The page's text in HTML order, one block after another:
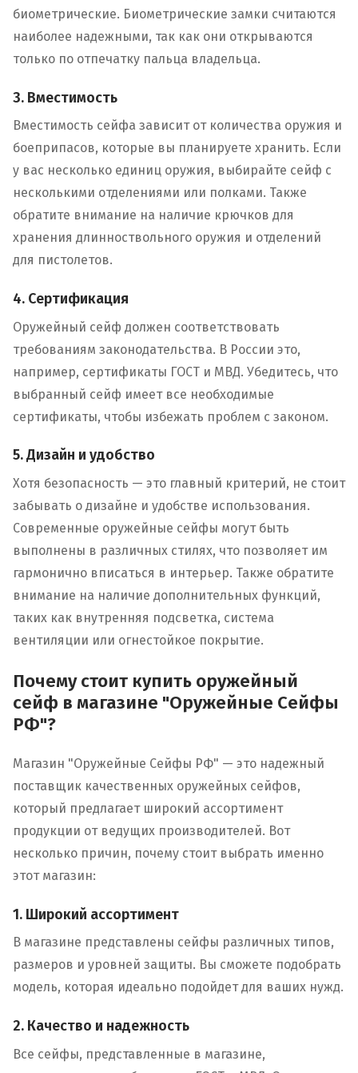
биометрические. Биометрические замки считаются
наиболее надежными, так как они открываются
только по отпечатку пальца владельца.
3. Вместимость
Вместимость сейфа зависит от количества оружия и
боеприпасов, которые вы планируете хранить. Если
у вас несколько единиц оружия, выбирайте сейф с
несколькими отделениями или полками. Также
обратите внимание на наличие крючков для
хранения длинноствольного оружия и отделений
для пистолетов.
4. Сертификация
Оружейный сейф должен соответствовать
требованиям законодательства. В России это,
например, сертификаты ГОСТ и МВД. Убедитесь, что
выбранный сейф имеет все необходимые
сертификаты, чтобы избежать проблем с законом.
5. Дизайн и удобство
Хотя безопасность — это главный критерий, не стоит
забывать о дизайне и удобстве использования.
Современные оружейные сейфы могут быть
выполнены в различных стилях, что позволяет им
гармонично вписаться в интерьер. Также обратите
внимание на наличие дополнительных функций,
таких как внутренняя подсветка, система
вентиляции или огнестойкое покрытие.
Почему стоит купить оружейный
сейф в магазине "Оружейные Сейфы
РФ"?
Магазин "Оружейные Сейфы РФ" — это надежный
поставщик качественных оружейных сейфов,
который предлагает широкий ассортимент
продукции от ведущих производителей. Вот
несколько причин, почему стоит выбрать именно
этот магазин:
1. Широкий ассортимент
В магазине представлены сейфы различных типов,
размеров и уровней защиты. Вы сможете подобрать
модель, которая идеально подойдет для ваших нужд.
2. Качество и надежность
Все сейфы, представленные в магазине,